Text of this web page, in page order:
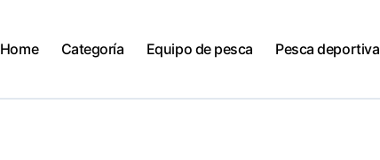
Home Categoría Equipo de pesca Pesca deportiva